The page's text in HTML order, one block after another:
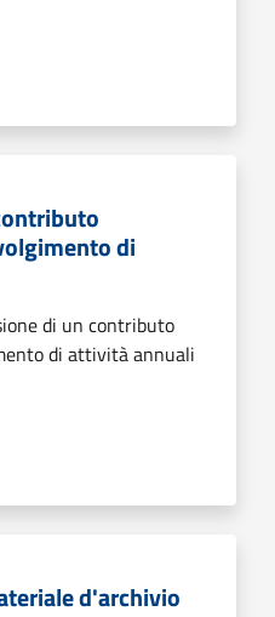
di
di un contributo
di attività annuali
d'archivio